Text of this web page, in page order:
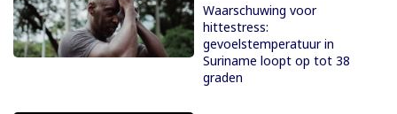
Waarschuwing voor
hittestress:
gevoelstemperatuur in
Suriname loopt op tot 38
graden